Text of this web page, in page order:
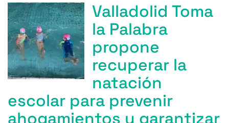
Valladolid Toma
la Palabra
propone
recuperar la
natación
escolar para prevenir
ahogamientos y garantizar